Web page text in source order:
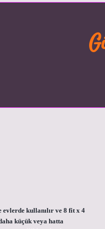
kullanılır ve 8 fit x 4
küçük veya hatta